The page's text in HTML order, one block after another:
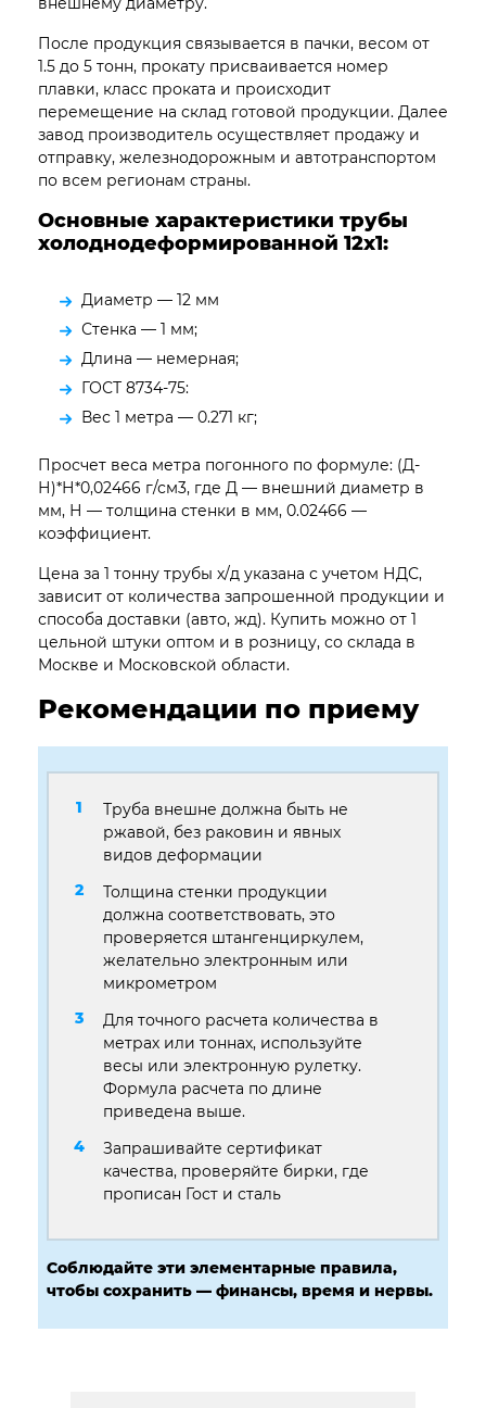
После продукция связывается в пачки, весом от
1.5 до 5 тонн, прокату присваивается номер
плавки, класс проката и происходит
перемещение на склад готовой продукции. Далее
завод производитель осуществляет продажу и
отправку, железнодорожным и автотранспортом
по всем регионам страны.
Основные характеристики трубы
холоднодеформированной 12х1:
Диаметр — 12 мм
Стенка — 1 мм;
Длина — немерная;
ГОСТ 8734-75:
Вес 1 метра — 0.271 кг;
Просчет веса метра погонного по формуле: (Д-
Н)*Н*0,02466 г/см3, где Д — внешний диаметр в
мм, Н — толщина стенки в мм, 0.02466 —
коэффициент.
Цена за 1 тонну трубы х/д указана с учетом НДС,
зависит от количества запрошенной продукции и
способа доставки (авто, жд). Купить можно от 1
цельной штуки оптом и в розницу, со склада в
Москве и Московской области.
Рекомендации по приему
Труба внешне должна быть не
ржавой, без раковин и явных
видов деформации
Толщина стенки продукции
должна соответствовать, это
проверяется штангенциркулем,
желательно электронным или
микрометром
Для точного расчета количества в
метрах или тоннах, используйте
весы или электронную рулетку.
Формула расчета по длине
приведена выше.
Запрашивайте сертификат
качества, проверяйте бирки, где
прописан Гост и сталь
Соблюдайте эти элементарные правила,
чтобы сохранить — финансы, время и нервы.